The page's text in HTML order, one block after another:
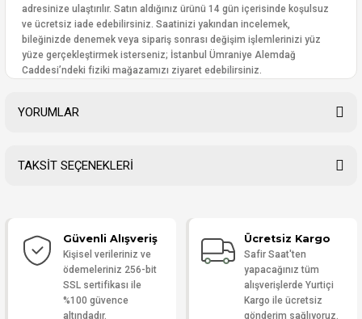
adresinize ulaştırılır. Satın aldığınız ürünü 14 gün içerisinde koşulsuz
ve ücretsiz iade edebilirsiniz. Saatinizi yakından incelemek,
bileğinizde denemek veya sipariş sonrası değişim işlemlerinizi yüz
yüze gerçekleştirmek isterseniz; İstanbul Ümraniye Alemdağ
Caddesi’ndeki fiziki mağazamızı ziyaret edebilirsiniz.
YORUMLAR
Yorum Yaz
TAKSİT SEÇENEKLERİ
Güvenli Alışveriş
Kişisel verileriniz ve
ödemeleriniz 256-bit
SSL sertifikası ile
%100 güvence
altındadır.
Ücretsiz Kargo
Safir Saat'ten
yapacağınız tüm
alışverişlerde Yurtiçi
Kargo ile ücretsiz
gönderim sağlıyoruz.